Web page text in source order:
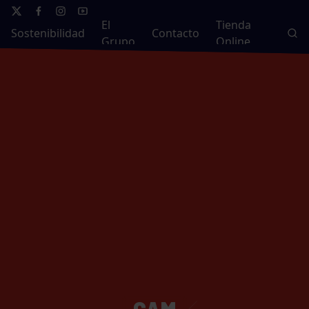
Sostenibilidad
El
Grupo
Contacto
Tienda
Online